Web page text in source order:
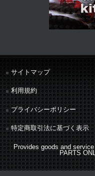
サイトマップ
利用規約
プライバシーポリシー
特定商取引法に基づく表示
Provides goods and
PARTS